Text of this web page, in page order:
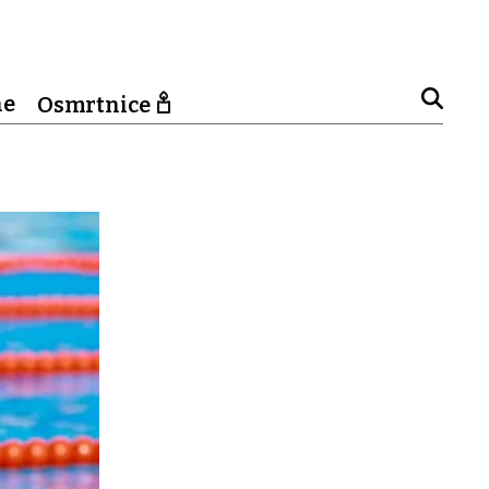
Osmrtnice